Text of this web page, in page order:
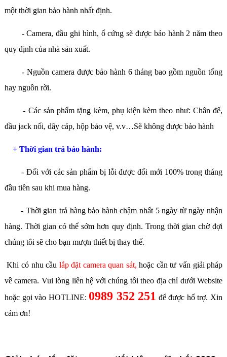
một thời gian bảo hành nhất định.
- Camera, đầu ghi hình, ổ cứng sẽ được bảo hành 2 năm theo
quy định của nhà sản xuất.
- Nguồn camera được bảo hành 6 tháng bao gồm nguồn tổng
hay nguồn rời.
- Các sản phẩm tặng kèm, phụ kiện kèm theo như: Chân đế,
đầu jack nối, dây cáp, hộp bảo vệ, v.v…Sẽ không được bảo hành
+ Thời gian trả bảo hành:
- Đối với các sản phẩm bị lỗi được đổi mới 100% trong tháng
đầu tiên sau khi mua hàng.
- Thời gian trả hàng bảo hành chậm nhất 5 ngày từ ngày nhận
hàng. Thời gian có thể sớm hơn quy định. Trong thời gian chờ đợi
chúng tôi sẽ cho bạn mượn thiết bị thay thế.
Khi có nhu cầu lắp đặt camera quan sát, hoặc cần tư vấn giải pháp
về camera. Vui lòng liên hệ với chúng tôi theo địa chỉ dưới Website
hoặc gọi vào HOTLINE: 0989 352 251 để được hổ trợ. Xin
cảm ơn!